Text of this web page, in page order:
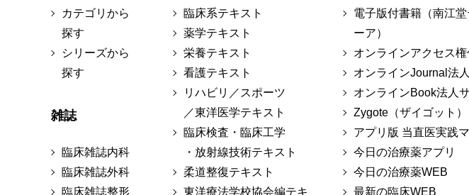
カテゴリから
探す
シリーズから
探す
雑誌
臨床雑誌内科
臨床雑誌外科
臨床雑誌整形
臨床系テキスト
薬学テキスト
栄養テキスト
看護テキスト
リハビリ／スポーツ
／東洋医学テキスト
臨床検査・臨床工学
・放射線技術テキスト
柔道整復テキスト
東洋療法学校協会編テキ
電子版付書籍（南江堂
ーア）
オンラインアクセス
オンラインJournal法
オンラインBook法人
Zygote（ザイゴット）
アプリ版 当直医実践
今日の治療薬アプリ
今日の治療薬WEB
最新の臨床WEB